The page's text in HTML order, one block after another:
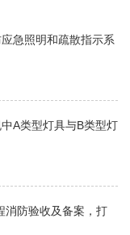
急照明和疏散指示系
A类型灯具与B类型灯
消防验收及备案，打